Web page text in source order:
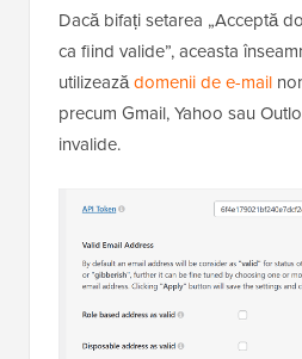
Dacă bifați setarea „Acceptă
ca fiind valide”, aceasta
utilizeazădomenii de e-mail
precum Gmail, Yahoo sau
invalide.